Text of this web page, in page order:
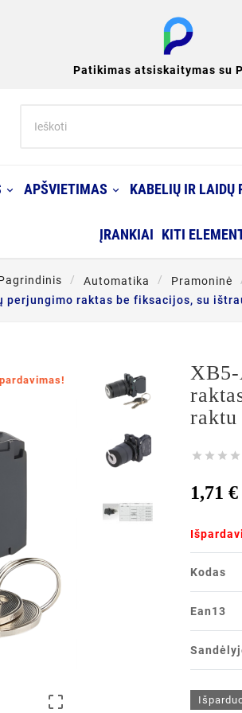
Patikimas atsiskaitymas su
APŠVIETIMAS KABELIŲ IR LAIDŲ
ĮRANKIAI KITI
Automatika Pramoninė
perjungimo raktas be fiksacijos, su

raktu
   
1,71 €
Kodas
Ean13